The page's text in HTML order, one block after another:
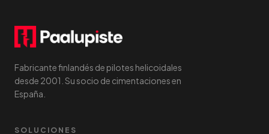
Fabricante finlandés de pilotes helicoidales
desde 2001. Su socio de cimentaciones en
España.
SOLUCIONES